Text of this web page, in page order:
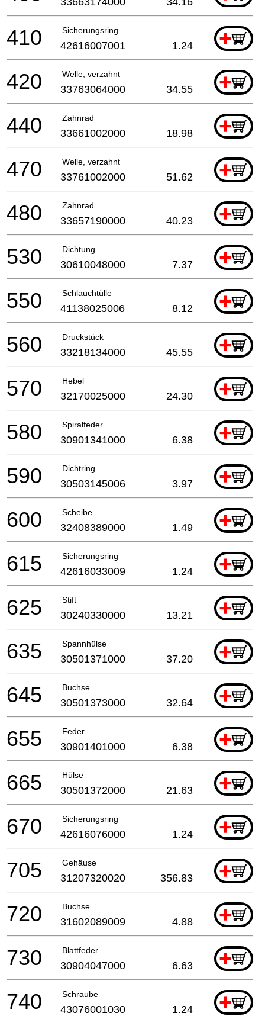
Sicherungsring +
410 42616007001 1.24
Welle, verzahnt +
420 33763064000 34.55
Zahnrad +
440 33661002000 18.98
Welle, verzahnt +
470 33761002000 51.62
Zahnrad +
480 33657190000 40.23
Dichtung +
530 30610048000 7.37
Schlauchtülle +
550 41138025006 8.12
Druckstück +
560 33218134000 45.55
Hebel +
570 32170025000 24.30
Spiralfeder +
580 30901341000 6.38
Dichtring +
590 30503145006 3.97
Scheibe +
600 32408389000 1.49
Sicherungsring +
615 42616033009 1.24
Stift +
625 30240330000 13.21
Spannhülse +
635 30501371000 37.20
Buchse +
645 30501373000 32.64
Feder +
655 30901401000 6.38
Hülse +
665 30501372000 21.63
Sicherungsring +
670 42616076000 1.24
Gehäuse +
705 31207320020 356.83
Buchse +
720 31602089009 4.88
Blattfeder +
730 30904047000 6.63
Schraube +
740 43076001030 1.24